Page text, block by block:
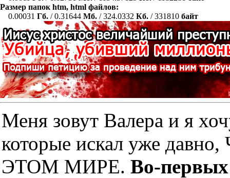
Размер папок htm, html файлов:
0.00031 Гб. / 0.31644 Мб. / 324.0332 Кб. / 331810 байт
Меня зовут Валера и я
которые искал уже
ЭТОМ МИРЕ. Во-первых